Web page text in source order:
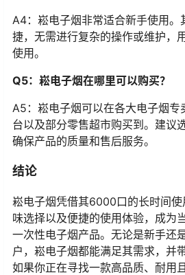
A4：崧电子烟非常适合新手使用。
捷，无需进行复杂的操作或维护，
使用。
Q5：崧电子烟在哪里可以购买？
A5：崧电子烟可以在各大电子烟专
台以及部分零售超市购买到。建议
确保产品的质量和售后服务。
结论
崧电子烟凭借其6000口的长时间
味选择以及便捷的使用体验，成为
一次性电子烟产品。无论是新手还
户，崧电子烟都能满足其需求，并
如果你正在寻找一款高品质、耐用